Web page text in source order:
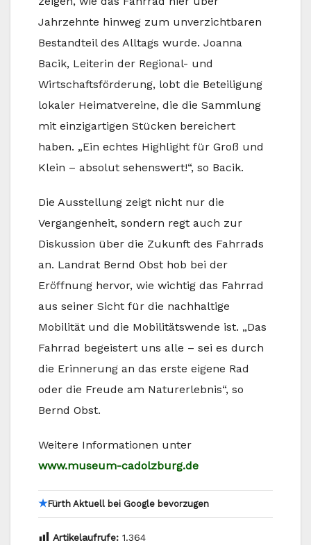
Jahrzehnte hinweg zum unverzichtbaren
Bestandteil des Alltags wurde. Joanna
Bacik, Leiterin der Regional- und
Wirtschaftsförderung, lobt die Beteiligung
lokaler Heimatvereine, die die Sammlung
mit einzigartigen Stücken bereichert
haben. „Ein echtes Highlight für Groß und
Klein – absolut sehenswert!“, so Bacik.
Die Ausstellung zeigt nicht nur die
Vergangenheit, sondern regt auch zur
Diskussion über die Zukunft des Fahrrads
an. Landrat Bernd Obst hob bei der
Eröffnung hervor, wie wichtig das Fahrrad
aus seiner Sicht für die nachhaltige
Mobilität und die Mobilitätswende ist. „Das
Fahrrad begeistert uns alle – sei es durch
die Erinnerung an das erste eigene Rad
oder die Freude am Naturerlebnis“, so
Bernd Obst.
Weitere Informationen unter
www.museum-cadolzburg.de
★Fürth Aktuell bei Google bevorzugen
Artikelaufrufe: 1.364